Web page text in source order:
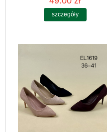
szczegóły